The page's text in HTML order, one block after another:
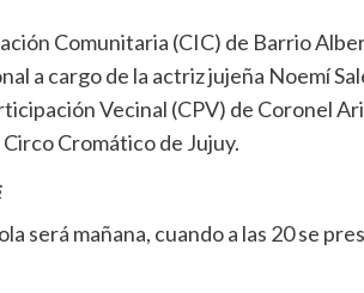
Comunitaria (CIC) de Barrio
a cargo de la actriz jujeña Noemí
Vecinal (CPV) de Coronel
Cromático de Jujuy.
será mañana, cuando a las 20 se